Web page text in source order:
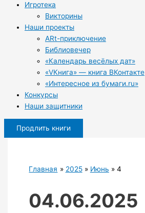
Игротека
Викторины
Наши проекты
ARt-приключение
Библиовечер
«Календарь весёлых дат»
«VКнига» — книга ВКонтакте
«Интересное из бумаги.ru»
Конкурсы
Наши защитники
Продлить книги
Главная 2025 Июнь 4
04.06.2025